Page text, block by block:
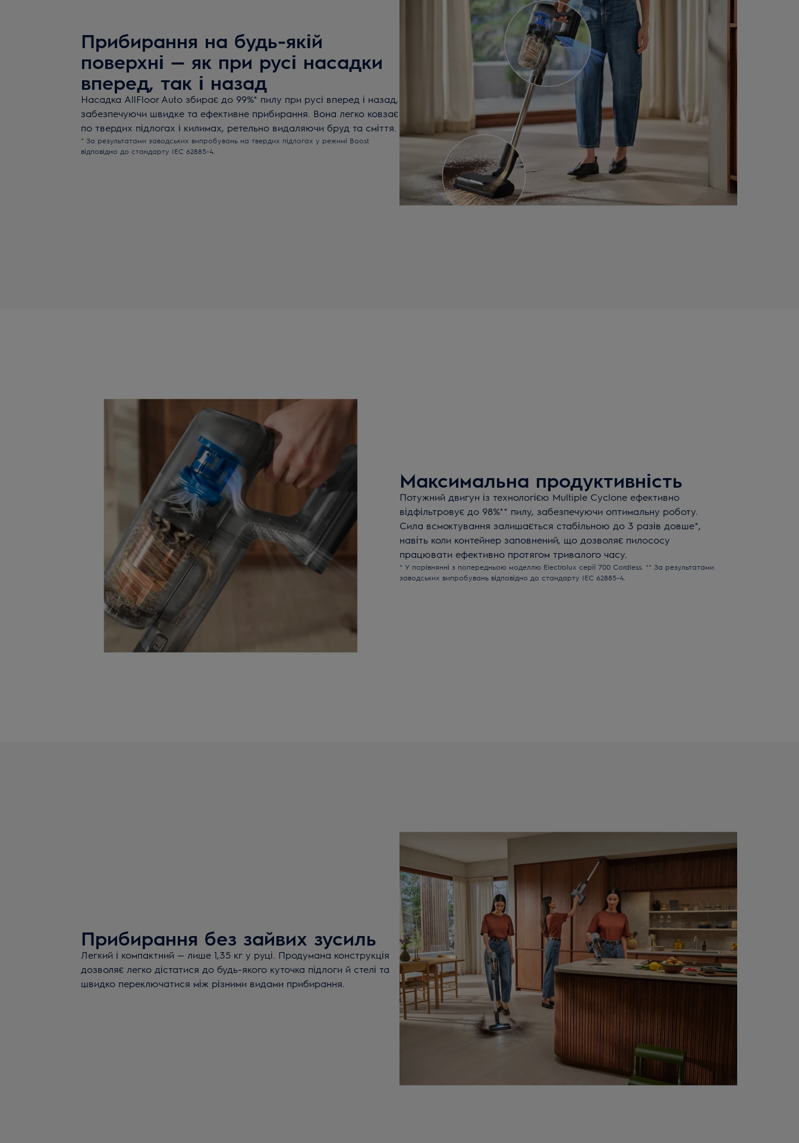
Прибирання на будь-якій
поверхні — як при русі насадки
вперед, так і назад
Насадка AllFloor Auto збирає до 99%* пилу при русі вперед і назад,
забезпечуючи швидке та ефективне прибирання. Вона легко ковзає
по твердих підлогах і килимах, ретельно видаляючи бруд та сміття.
* За результатами заводських випробувань на твердих підлогах у режимі Boost
відповідно до стандарту IEC 62885-4.
Максимальна продуктивність
Потужний двигун із технологією Multiple Cyclone ефективно
відфільтровує до 98%** пилу, забезпечуючи оптимальну роботу.
Сила всмоктування залишається стабільною до 3 разів довше*,
навіть коли контейнер заповнений, що дозволяє пилососу
працювати ефективно протягом тривалого часу.
* У порівнянні з попередньою моделлю Electrolux серії 700 Cordless. ** За результатами
заводських випробувань відповідно до стандарту IEC 62885-4.
Прибирання без зайвих зусиль
Легкий і компактний — лише 1,35 кг у руці. Продумана конструкція
дозволяє легко дістатися до будь-якого куточка підлоги й стелі та
швидко переключатися між різними видами прибирання.